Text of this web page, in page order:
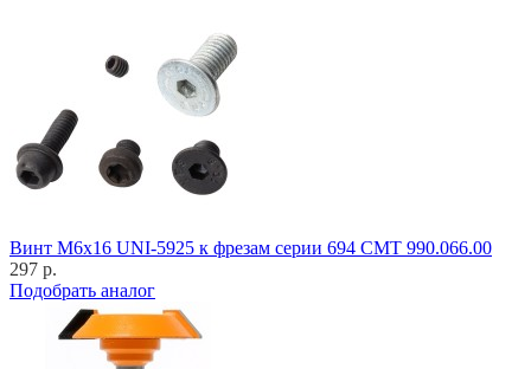
Винт M6x16 UNI-5925 к фрезам серии 694 CMT 990.066.00
297 р.
Подобрать аналог